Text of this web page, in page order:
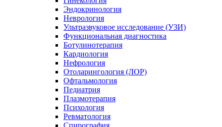
Эндокринология
Неврология
Ультразвуковое исследование (УЗИ)
Функциональная диагностика
Ботулинотерапия
Кардиология
Нефрология
Отоларингология (ЛОР)
Офтальмология
Педиатрия
Плазмотерапия
Психология
Ревматология
Спирография